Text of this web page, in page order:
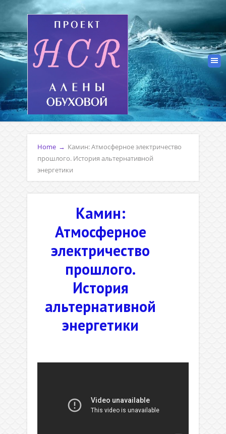
Home → Камин: Атмосферное электричество
прошлого. История альтернативной
энергетики
Камин:
Атмосферное
электричество
прошлого.
История
альтернативной
энергетики